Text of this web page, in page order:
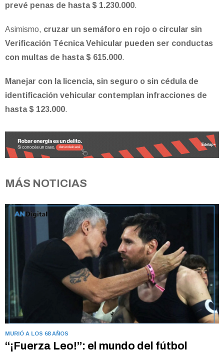
prevé penas de hasta $ 1.230.000.
Asimismo, cruzar un semáforo en rojo o circular sin
Verificación Técnica Vehicular pueden ser conductas
con multas de hasta $ 615.000.
Manejar con la licencia, sin seguro o sin cédula de
identificación vehicular contemplan infracciones de
hasta $ 123.000.
MÁS NOTICIAS
MURIÓ A LOS 68 AÑOS
“¡Fuerza Leo!”: el mundo del fútbol